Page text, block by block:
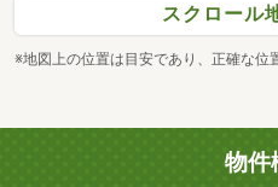
スクロール
※地図上の位置は目安であり、正確な位
物件